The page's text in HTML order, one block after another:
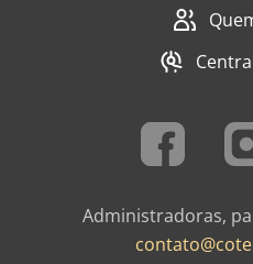
Administradoras,